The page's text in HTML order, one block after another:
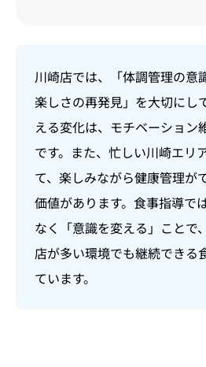
川崎店では、「体調管理の意
楽しさの再発見」を大切にし
える変化は、モチベーション
です。また、忙しい川崎エリ
て、楽しみながら健康管理が
価値があります。食事指導で
なく「意識を変える」ことで
店が多い環境でも継続できる
ています。